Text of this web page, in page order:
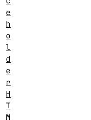
e
h
o
l
d
e
r
H
T
M